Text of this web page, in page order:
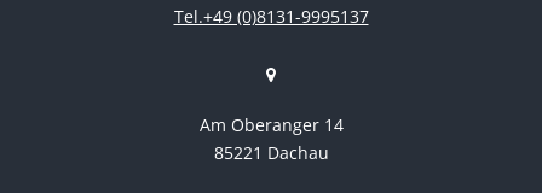
Tel.+49 (0)8131-9995137
Am Oberanger 14
85221 Dachau